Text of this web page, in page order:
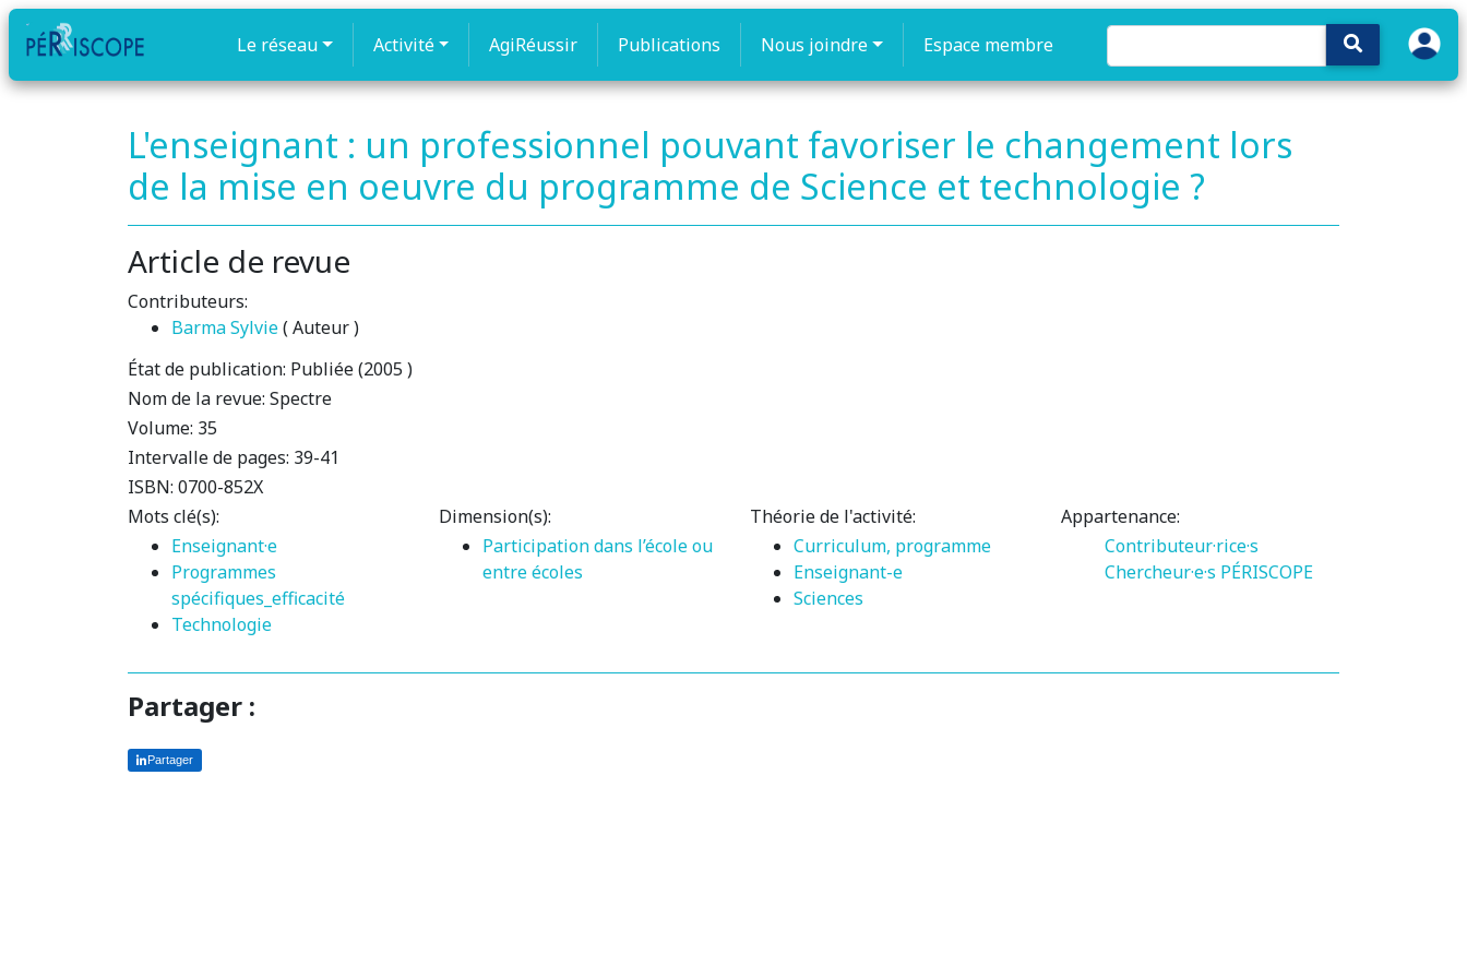
Le réseau Activité AgiRéussir Publications Nous joindre Espace membre
L'enseignant : un professionnel pouvant favoriser le changement lors
de la mise en oeuvre du programme de Science et technologie ?
Article de revue
Contributeurs:
Barma Sylvie( Auteur )
État de publication: Publiée (2005 )
Nom de la revue: Spectre
Volume: 35
Intervalle de pages: 39-41
ISBN: 0700-852X
Mots clé(s):
Enseignant·e
Programmes
spécifiques_efficacité
Technologie
Dimension(s):
Participation dans l’école ou
entre écoles
Théorie de l'activité:
Curriculum, programme
Enseignant-e
Sciences
Appartenance:
Contributeur·rice·s
Chercheur·e·s PÉRISCOPE
Partager :
Partager